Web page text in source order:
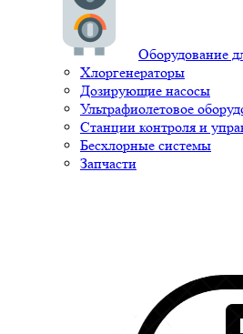
Оборудование
Хлоргенераторы
Дозирующие насосы
Ультрафиолетовое
Станции контроля и
Бесхлорные системы
Запчасти